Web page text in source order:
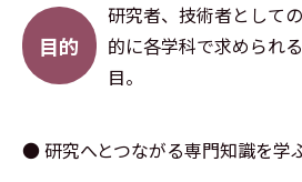
目的
研究者、技術者として
的に各学科で求められ
目。
● 研究へとつながる専門知識を学